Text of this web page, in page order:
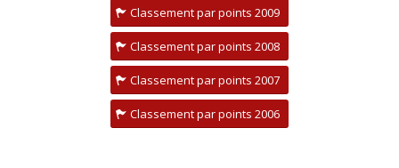
Classement par points 2009
Classement par points 2008
Classement par points 2007
Classement par points 2006